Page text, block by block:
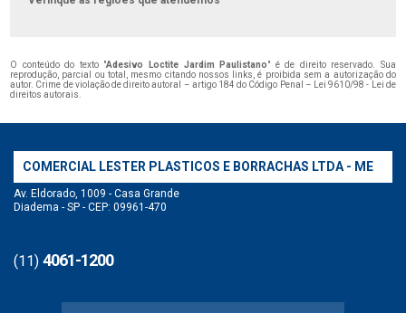
O conteúdo do texto "Adesivo Loctite Jardim Paulistano" é de direito reservado. Sua
reprodução, parcial ou total, mesmo citando nossos links, é proibida sem a autorização do
autor. Crime de violação de direito autoral – artigo 184 do Código Penal –
Lei 9610/98 - Lei de
direitos autorais
COMERCIAL LESTER PLASTICOS E BORRACHAS LTDA - ME
Av. Eldorado, 1009 - Casa Grande
Diadema - SP - CEP: 09961-470
(11) 4061-1200